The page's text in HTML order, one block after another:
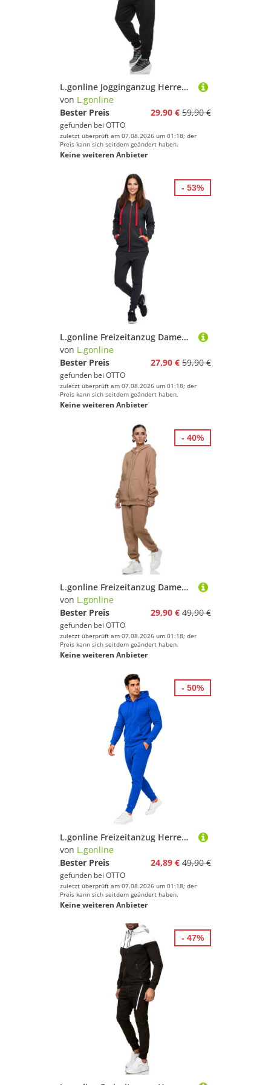
L.gonline Jogginganzug Herren Trainingsanzug Freizeitanzug ohne Kapuze 500A (2-tlg., Zipperjacke und Hose), Fitness Freizeit Casual
von L.gonline
Bester Preis
29,90 € 59,90 €
gefunden bei OTTO
zuletzt überprüft am 07.08.2026 um 01:18; der
Preis kann sich seitdem geändert haben.
Keine weiteren Anbieter
L.gonline Freizeitanzug Damen Freizeitanzug Jogginganzug Sweatwear 704 (Kapuzenjacke mit Reißverschluss, Hose, 2-tlg), Fitness Freizeit Casual
von L.gonline
Bester Preis
27,90 € 59,90 €
gefunden bei OTTO
zuletzt überprüft am 07.08.2026 um 01:18; der
Preis kann sich seitdem geändert haben.
Keine weiteren Anbieter
- 53%
L.gonline Freizeitanzug Damen Jogginganzug, Freizeitanzug, Hausanzug 586 (Kapuzenjacke mit Reißverschluss, Hose, 2-tlg), Fitness Freizeit Casual
von L.gonline
Bester Preis
29,90 € 49,90 €
gefunden bei OTTO
zuletzt überprüft am 07.08.2026 um 01:18; der
Preis kann sich seitdem geändert haben.
Keine weiteren Anbieter
- 40%
L.gonline Freizeitanzug Herren Jogginganzug einfarbig 100% BW 586 Blau S (Kapuzenjacke mit Reißverschluss, Hose, 2-tlg), Fitness Freizeit Casual
von L.gonline
Bester Preis
24,89 € 49,90 €
gefunden bei OTTO
zuletzt überprüft am 07.08.2026 um 01:18; der
Preis kann sich seitdem geändert haben.
Keine weiteren Anbieter
- 50%
- 47%